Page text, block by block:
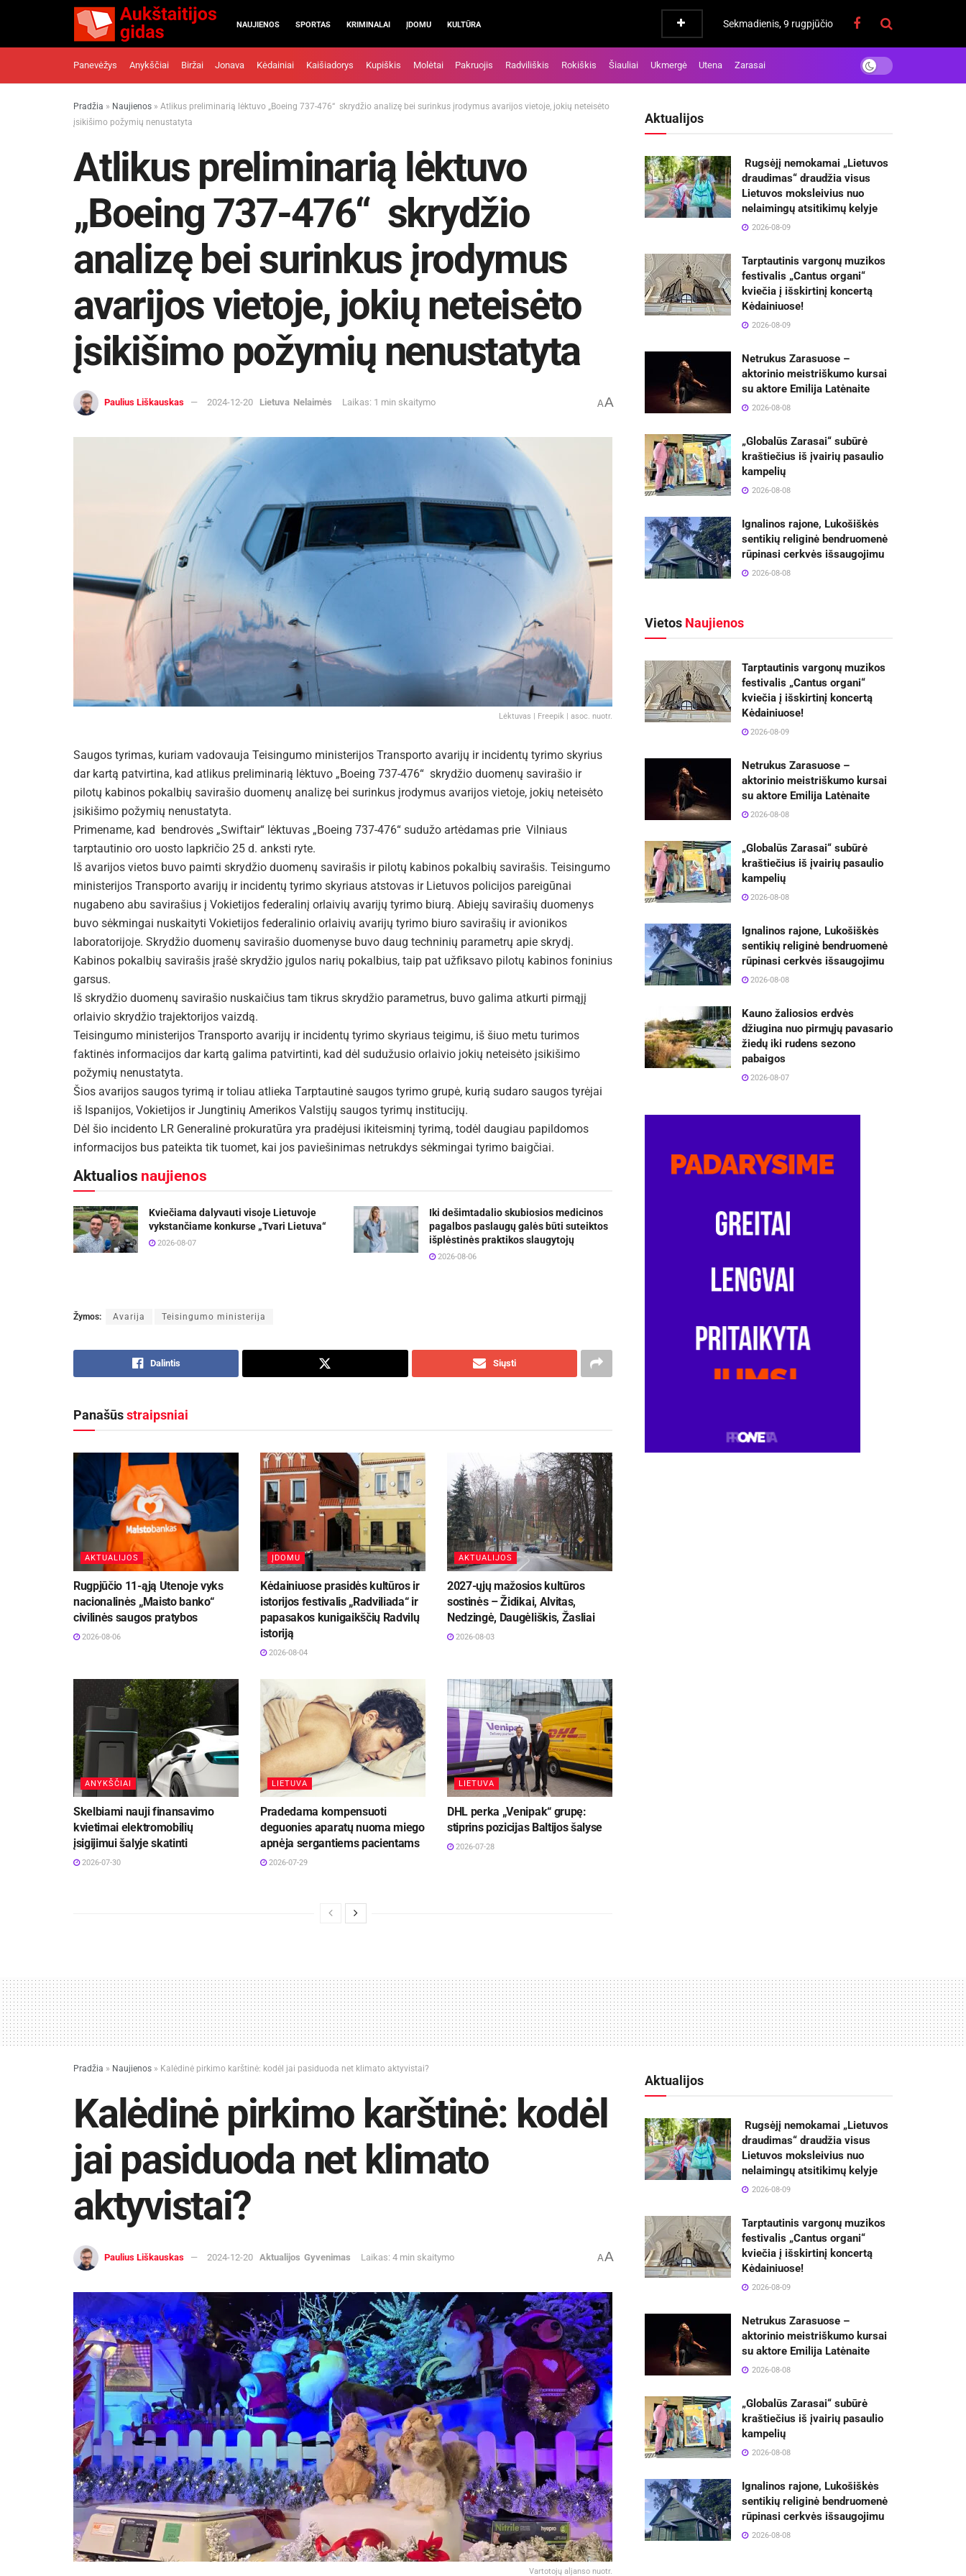
NAUJIENOS SPORTAS KRIMINALAI ĮDOMU KULTŪRA Sekmadienis, 9 rugpjūčio
Panevėžys Anykščiai Biržai Jonava Kėdainiai Kaišiadorys Kupiškis Molėtai Pakruojis Radviliškis Rokiškis Šiauliai Ukmergė Utena Zarasai
Pradžia » Naujienos » Atlikus preliminarią lėktuvo „Boeing 737-476“ skrydžio analizę bei surinkus įrodymus avarijos vietoje, jokių neteisėto
įsikišimo požymių nenustatyta
Atlikus preliminarią lėktuvo
„Boeing 737-476“ skrydžio
analizę bei surinkus įrodymus
avarijos vietoje, jokių neteisėto
įsikišimo požymių nenustatyta
Paulius Liškauskas 2024-12-20 Lietuva Nelaimės Laikas: 1 min skaitymo AA
Lėktuvas | Freepik | asoc. nuotr.
Saugos tyrimas, kuriam vadovauja Teisingumo ministerijos Transporto avarijų ir incidentų tyrimo skyrius
dar kartą patvirtina, kad atlikus preliminarią lėktuvo „Boeing 737-476“ skrydžio duomenų savirašio ir
pilotų kabinos pokalbių savirašio duomenų analizę bei surinkus įrodymus avarijos vietoje, jokių neteisėto
įsikišimo požymių nenustatyta.
Primename, kad bendrovės „Swiftair“ lėktuvas „Boeing 737-476“ sudužo artėdamas prie Vilniaus
tarptautinio oro uosto lapkričio 25 d. anksti ryte.
Iš avarijos vietos buvo paimti skrydžio duomenų savirašis ir pilotų kabinos pokalbių savirašis. Teisingumo
ministerijos Transporto avarijų ir incidentų tyrimo skyriaus atstovas ir Lietuvos policijos pareigūnai
nugabeno abu savirašius į Vokietijos federalinį orlaivių avarijų tyrimo biurą. Abiejų savirašių duomenys
buvo sėkmingai nuskaityti Vokietijos federalinio orlaivių avarijų tyrimo biuro savirašių ir avionikos
laboratorijoje. Skrydžio duomenų savirašio duomenyse buvo daug techninių parametrų apie skrydį.
Kabinos pokalbių savirašis įrašė skrydžio įgulos narių pokalbius, taip pat užfiksavo pilotų kabinos foninius
garsus.
Iš skrydžio duomenų savirašio nuskaičius tam tikrus skrydžio parametrus, buvo galima atkurti pirmąjį
orlaivio skrydžio trajektorijos vaizdą.
Teisingumo ministerijos Transporto avarijų ir incidentų tyrimo skyriaus teigimu, iš šiuo metu turimos
faktinės informacijos dar kartą galima patvirtinti, kad dėl sudužusio orlaivio jokių neteisėto įsikišimo
požymių nenustatyta.
Šios avarijos saugos tyrimą ir toliau atlieka Tarptautinė saugos tyrimo grupė, kurią sudaro saugos tyrėjai
iš Ispanijos, Vokietijos ir Jungtinių Amerikos Valstijų saugos tyrimų institucijų.
Dėl šio incidento LR Generalinė prokuratūra yra pradėjusi ikiteisminį tyrimą, todėl daugiau papildomos
informacijos bus pateikta tik tuomet, kai jos paviešinimas netrukdys sėkmingai tyrimo baigčiai.
Aktualios naujienos
Kviečiama dalyvauti visoje Lietuvoje
vykstančiame konkurse „Tvari Lietuva“
2026-08-07
Iki dešimtadalio skubiosios medicinos
pagalbos paslaugų galės būti suteiktos
išplėstinės praktikos slaugytojų
2026-08-06
Žymos: Avarija Teisingumo ministerija
Dalintis Siųsti
Panašūsstraipsniai
AKTUALIJOS
Rugpjūčio 11-ąją Utenoje vyks
nacionalinės „Maisto banko“
civilinės saugos pratybos
2026-08-06
ĮDOMU
Kėdainiuose prasidės kultūros ir
istorijos festivalis „Radviliada“ ir
papasakos kunigaikščių Radvilų
istoriją
2026-08-04
AKTUALIJOS
2027-ųjų mažosios kultūros
sostinės – Židikai, Alvitas,
Nedzingė, Daugėliškis, Žasliai
2026-08-03
ANYKŠČIAI
Skelbiami nauji finansavimo
kvietimai elektromobilių
įsigijimui šalyje skatinti
2026-07-30
LIETUVA
Pradedama kompensuoti
deguonies aparatų nuoma miego
apnėja sergantiems pacientams
2026-07-29
LIETUVA
DHL perka „Venipak“ grupę:
stiprins pozicijas Baltijos šalyse
2026-07-28
Aktualijos
Rugsėjį nemokamai „Lietuvos
draudimas“ draudžia visus
Lietuvos moksleivius nuo
nelaimingų atsitikimų kelyje
2026-08-09
Tarptautinis vargonų muzikos
festivalis „Cantus organi“
kviečia į išskirtinį koncertą
Kėdainiuose!
2026-08-09
Netrukus Zarasuose –
aktorinio meistriškumo kursai
su aktore Emilija Latėnaite
2026-08-08
„Globalūs Zarasai“ subūrė
kraštiečius iš įvairių pasaulio
kampelių
2026-08-08
Ignalinos rajone, Lukošiškės
sentikių religinė bendruomenė
rūpinasi cerkvės išsaugojimu
2026-08-08
Vietos Naujienos
Tarptautinis vargonų muzikos
festivalis „Cantus organi“
kviečia į išskirtinį koncertą
Kėdainiuose!
2026-08-09
Netrukus Zarasuose –
aktorinio meistriškumo kursai
su aktore Emilija Latėnaite
2026-08-08
„Globalūs Zarasai“ subūrė
kraštiečius iš įvairių pasaulio
kampelių
2026-08-08
Ignalinos rajone, Lukošiškės
sentikių religinė bendruomenė
rūpinasi cerkvės išsaugojimu
2026-08-08
Kauno žaliosios erdvės
džiugina nuo pirmųjų pavasario
žiedų iki rudens sezono
pabaigos
2026-08-07
Pradžia » Naujienos » Kalėdinė pirkimo karštinė: kodėl jai pasiduoda net klimato aktyvistai?
Kalėdinė pirkimo karštinė: kodėl
jai pasiduoda net klimato
aktyvistai?
Paulius Liškauskas 2024-12-20 Aktualijos Gyvenimas Laikas: 4 min skaitymo AA
Vartotojų aljanso nuotr.
Aktualijos
Rugsėjį nemokamai „Lietuvos
draudimas“ draudžia visus
Lietuvos moksleivius nuo
nelaimingų atsitikimų kelyje
2026-08-09
Tarptautinis vargonų muzikos
festivalis „Cantus organi“
kviečia į išskirtinį koncertą
Kėdainiuose!
2026-08-09
Netrukus Zarasuose –
aktorinio meistriškumo kursai
su aktore Emilija Latėnaite
2026-08-08
„Globalūs Zarasai“ subūrė
kraštiečius iš įvairių pasaulio
kampelių
2026-08-08
Ignalinos rajone, Lukošiškės
sentikių religinė bendruomenė
rūpinasi cerkvės išsaugojimu
2026-08-08